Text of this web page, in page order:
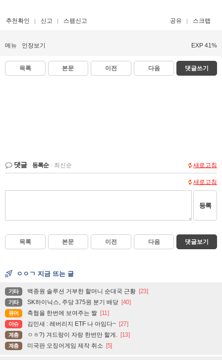
추천확인 신고 스팸신고 공유 스크랩
메뉴 인장보기 EXP 41%
목록 본문 이전 다음 댓글쓰기
댓글 등록순 최신순 새로고침
새로고침
등록
목록 본문 이전 다음 댓글보기
ㅇㅇㄱ 지금 뜨는 글
기타 백종원 솔루션 거부한 할머니 순대국 근황 [23]
기타 SK하이닉스, 주당 375원 분기 배당 [40]
유머 축협을 한번에 보여주는 짤 [11]
이슈 김민새 : 레버리지 ETF 나 아임다~ [27]
계층 ㅇㅎ?) 겨드랑이 자랑 한번만 할게. [13]
계층 미국판 오징어게임 제작 취소 [5]